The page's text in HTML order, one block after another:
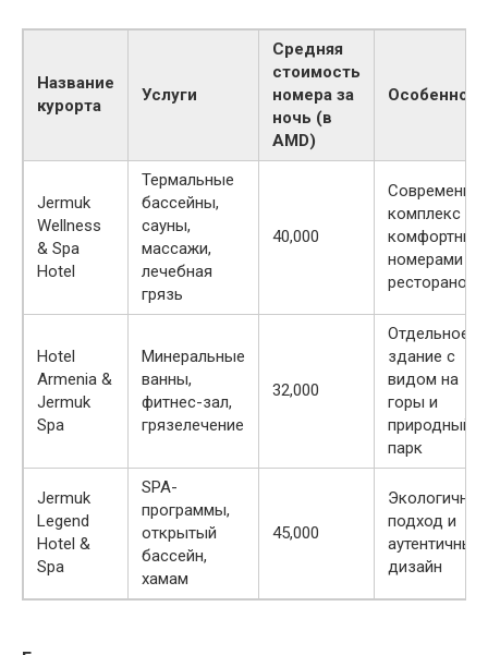
Название
курорта
Услуги
Средняя
стоимость
номера за
ночь (в
AMD)
Jermuk
Wellness
& Spa
Hotel
Термальные
бассейны,
сауны,
массажи,
лечебная
грязь
40,000
комплекс с
номерами и
рестораном
Hotel
Armenia &
Jermuk
Spa
Минеральные
ванны,
фитнес-зал,
грязелечение
32,000
Отдельное
здание с
видом на
горы и
природный
парк
Jermuk
Legend
Hotel &
Spa
SPA-
программы,
открытый
бассейн,
хамам
45,000
Экологичный
подход и
аутентичный
дизайн